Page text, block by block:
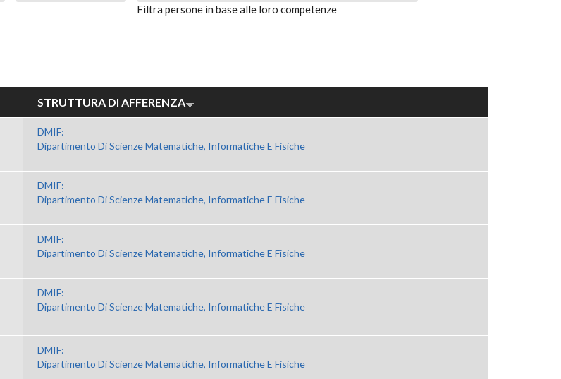
Filtra persone in base alle loro competenze
STRUTTURA DI AFFERENZA
DMIF:
Dipartimento Di Scienze Matematiche, Informatiche E Fisiche
DMIF:
Dipartimento Di Scienze Matematiche, Informatiche E Fisiche
DMIF:
Dipartimento Di Scienze Matematiche, Informatiche E Fisiche
DMIF:
Dipartimento Di Scienze Matematiche, Informatiche E Fisiche
DMIF:
Dipartimento Di Scienze Matematiche, Informatiche E Fisiche